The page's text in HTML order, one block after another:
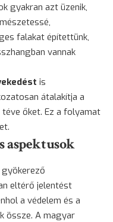
gyakran azt üzenik,
falakat építettünk,
vannak
is
átalakítja a
téve őket. Ez a folyamat
aspektusok
gyökerező
eltérő jelentést
a védelem és a
össze. A magyar